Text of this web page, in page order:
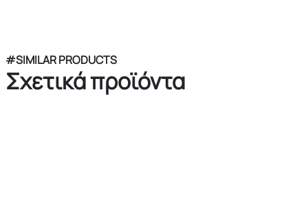
#SIMILAR PRODUCTS
Σχετικά προϊόντα